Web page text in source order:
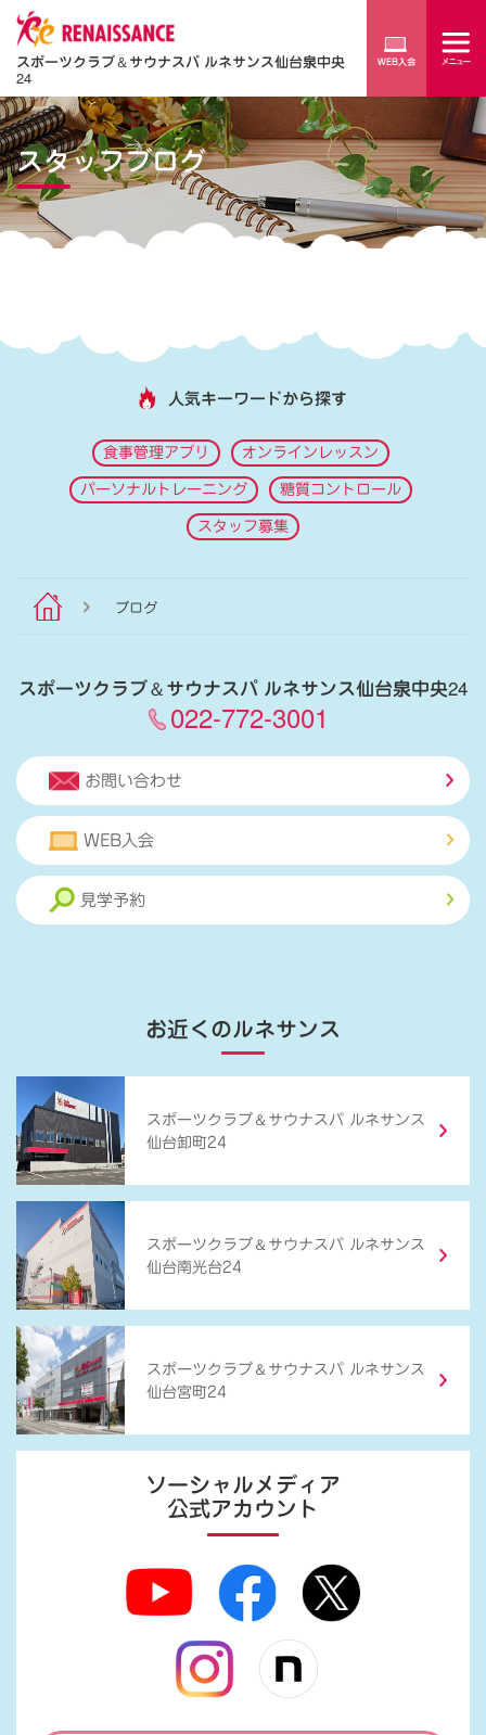
スポーツクラブ＆サウナスパ ルネサンス仙台泉中央
24
スタッフブログ
人気キーワードから探す
食事管理アプリ オンラインレッスン
パーソナルトレーニング 糖質コントロール
スタッフ募集
ブログ
スポーツクラブ＆サウナスパ ルネサンス仙台泉中央24
022-772-3001
お問い合わせ
WEB入会
見学予約
お近くのルネサンス
スポーツクラブ ＆ サウナスパ ルネサンス
仙台卸町24
スポーツクラブ ＆ サウナスパ ルネサンス
仙台南光台24
スポーツクラブ ＆ サウナスパ ルネサンス
仙台宮町24
ソーシャルメディア
公式アカウント